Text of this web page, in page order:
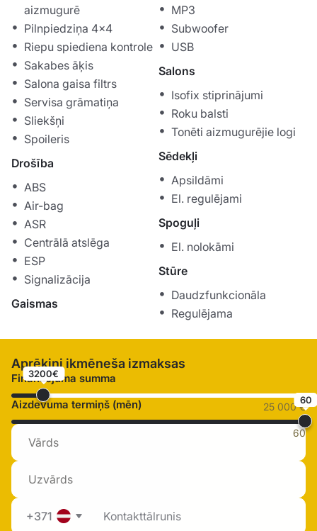
aizmugurē
Pilnpiedziņa 4x4
Riepu spiediena kontrole
Sakabes āķis
Salona gaisa filtrs
Servisa grāmatiņa
Sliekšņi
Spoileris
Drošība
ABS
Air-bag
ASR
Centrālā atslēga
ESP
Signalizācija
Gaismas
MP3
Subwoofer
USB
Salons
Isofix stiprinājumi
Roku balsti
Tonēti aizmugurējie logi
Sēdekļi
Apsildāmi
El. regulējami
Spoguļi
El. nolokāmi
Stūre
Daudzfunkcionāla
Regulējama
Aprēķini ikmēneša izmaksas
Finansējuma summa
3200€
25 000 €
Aizdevuma termiņš (mēn) 60
60
+371